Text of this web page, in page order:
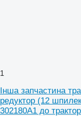
1
Інша запчастина
редуктор (12
302180A1 до